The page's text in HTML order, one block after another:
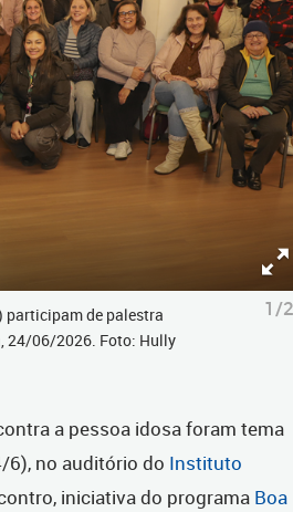
participam de palestra
24/06/2026. Foto: Hully
1/
a pessoa idosa foram tema
6), no auditório do Instituto
iniciativado programa Boa